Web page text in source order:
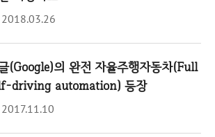
2018.03.26
(Google)의 완전 자율주행자동차(Full
driving automation) 등장
2017.11.10